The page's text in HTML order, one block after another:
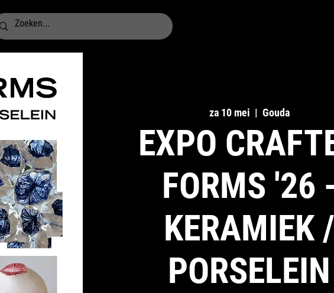
za 10 mei
  |
Gouda
EXPO
FORMS '26 -
KERAMIEK /
PORSELEIN